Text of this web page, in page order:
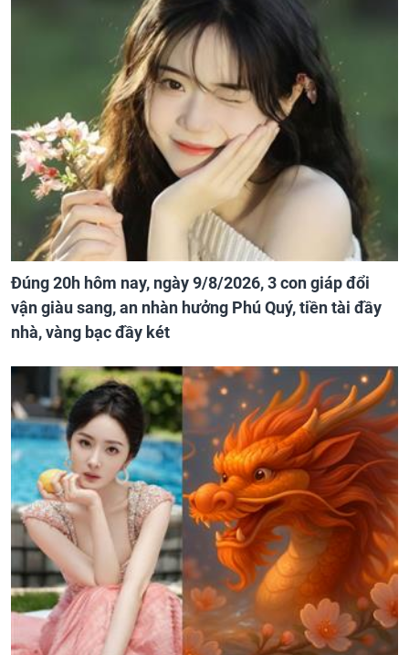
Đúng 20h hôm nay, ngày 9/8/2026, 3 con giáp đổi
vận giàu sang, an nhàn hưởng Phú Quý, tiền tài đầy
nhà, vàng bạc đầy két